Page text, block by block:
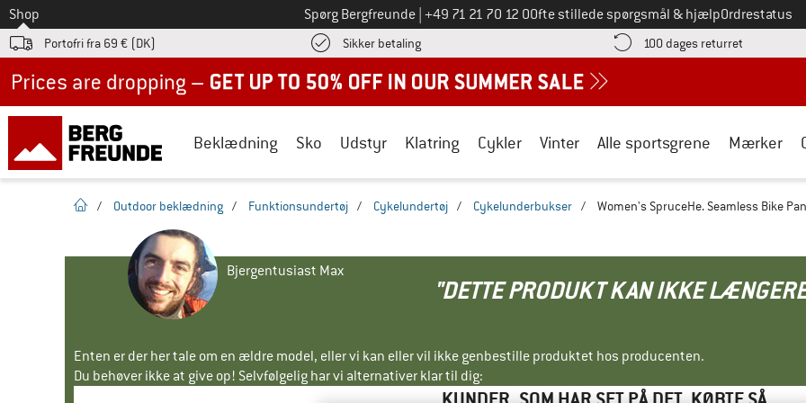
Til
Shop Spørg Bergfreunde Ring til os på
+49 71 21 70 12 0Ofte stillede spørgsmål & hjælpOrdrestatus
Portofri fra 69 € (DK) Sikker betalingFind betalingsoplysningerne her! Åbnes i en infoboks
100 dages returret Gå til
Beklædning Sko Udstyr Klatring Cykler Vinter Alle sportsgrene Mærker
Hjemmeside
/ Outdoor beklædning / Funktionsundertøj / Cykelundertøj / Cykelunderbukser / Women's SpruceHe. Seamless Bike
Bjergentusiast Max
"DETTE PRODUKT KAN IKKE
Enten er der her tale om en ældre model, eller vi kan eller vil ikke genbestille produktet hos producenten.
Du behøver ikke at give op! Selvfølgelig har vi alternativer klar til dig: